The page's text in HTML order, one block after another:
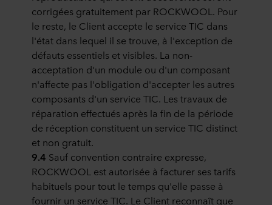
corrigées gratuitement par ROCKWOOL. Pour
le reste, le Client accepte le service TIC dans
l'état dans lequel il se trouve, à l'exception de
défauts essentiels et visibles. La non-
acceptation d'un module ou d'un composant
n'affecte pas l'obligation d'accepter les autres
composants d'un service TIC. Les travaux de
réparation effectués après la fin de la période
de réception constituent un service TIC distinct
et non gratuit.
9.4 Sauf convention contraire expresse,
ROCKWOOL est autorisée à facturer ses tarifs
habituels pour tout le temps qu'elle passe à
fournir un service TIC. Le Client reconnaît que